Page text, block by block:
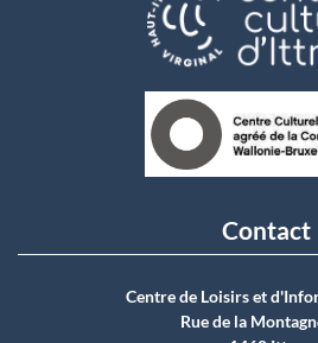
Contact
Centre de Loisirs et
Rue de la